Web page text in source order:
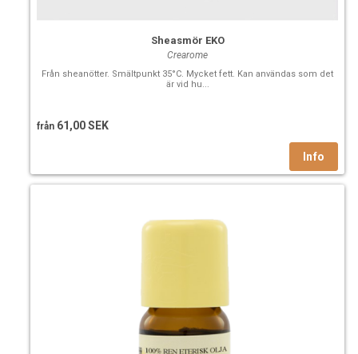
Sheasmör EKO
Crearome
Från sheanötter. Smältpunkt 35°C. Mycket fett. Kan användas som det
är vid hu...
från 61,00 SEK